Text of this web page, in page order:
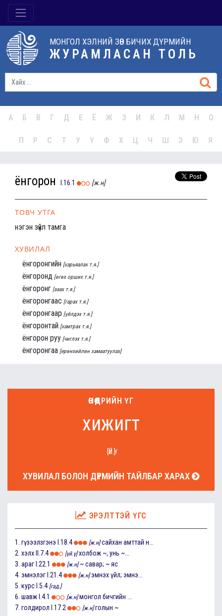
МОНГОЛ ХЭЛНИЙ ЗӨВ БИЧИХ ДҮРМИЙН
ЖУРАМЛАСАН ТОЛЬ
А Б В Г Д Е Ё Ж З И К Л М Н О
П Р С Т У Ү Ф Х Ц Ч Ш Э Ю Я
ёнгорон I.16.1 [ж.н]
ТОВЧ УТГА
нэгэн зүйл тамга
ХУВИЛАЛ
ёнгоронгийн [харьяалах т.я.]
ёнгоронд [өгөх орших т.я.]
ёнгоронг [заах т.я.]
ёнгоронгаас [гарах т.я.]
ёнгоронгаар [үйлдэх т.я.]
ёнгоронтай [хамтрах т.я.]
ёнгорон руу [чиглэх т.я.]
ёнгоронгаа [ерөнхийлөн хамаатуулах]
ӨНӨӨДРИЙН ҮГ
хижигт
[ҮЙ.Ү]
ХУВИЛАЛ БОЛОН ДҮРМИЙН ТАЙЛБАР ХАРАХ
ЭРЭЛТТЭЙ ҮГС
1. гүзээлзгэнэ I.18.4 [ж.н] сайхан амттай н...
2. хэлх II.7.4 [үй.ү] холбож ~, унь ~...
3. араг I.22.1 [ж.н] ~ савар; ~ яс
4. эмнэлэг I.21.4 [ж.н] эмнэх үйл; эмнэ...
5. курс I.5.4 [гад.]
6. шавж I.4.1 [ж.н] монгол бичгийн ...
7. голдирол I.17.2 [ж.н] голын ~